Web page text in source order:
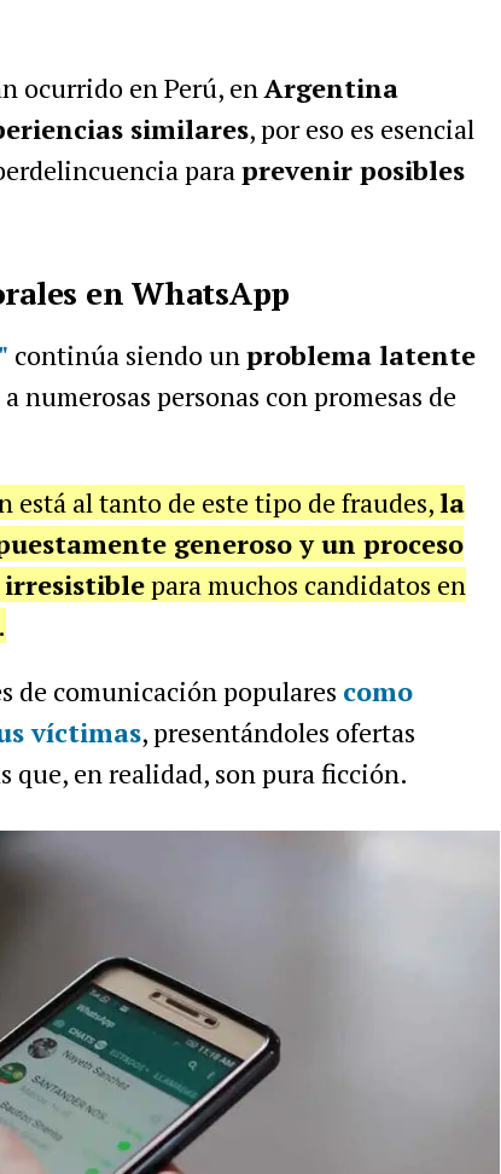
ocurrido en Perú, enArgentina
similares, por eso es esencial
paraprevenir posibles
en WhatsApp
continúa siendo unproblema latente
numerosas personas con promesas de
al tanto de este tipo de fraudes,la
generoso y un proceso
irresistiblepara muchos candidatos en
de comunicación populares como
víctimas, presentándoles ofertas
que, en realidad, son pura ficción.